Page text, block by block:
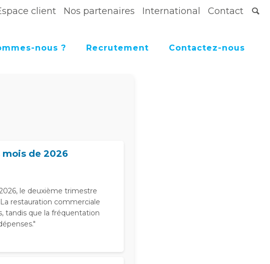
client Nos partenaires International Contact
nous ? Recrutement Contactez-nous
de 2026
le deuxième trimestre
restauration commerciale
tandis que la fréquentation